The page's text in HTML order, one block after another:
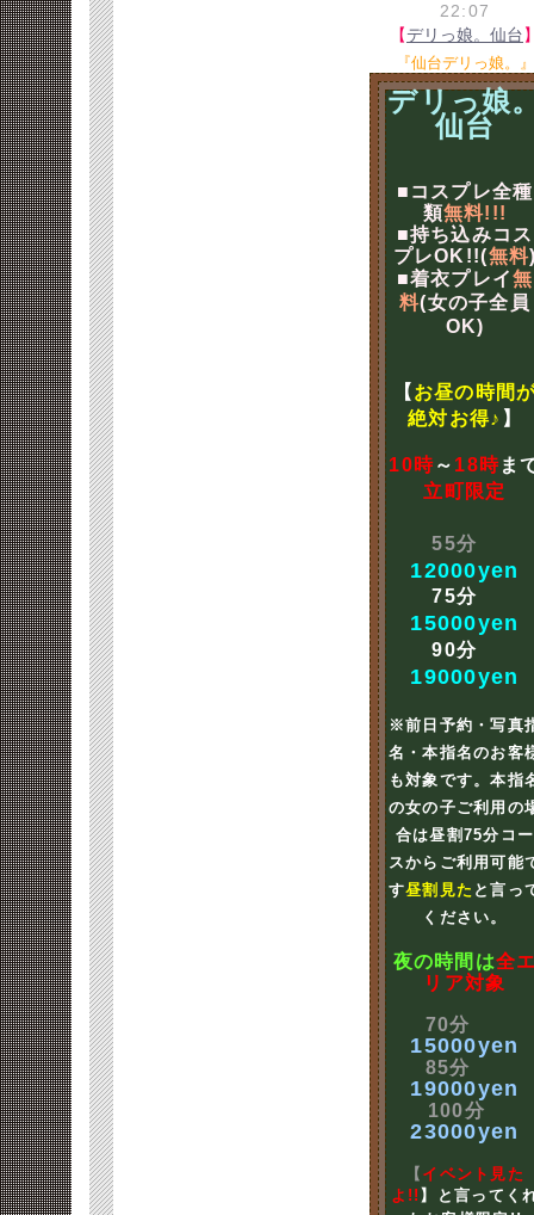
22:07
【デリっ娘。仙台
『仙台デリっ娘。』
デリっ娘
仙台
■コスプレ全種
類無料!!!
■持ち込みコス
プレOK!!(無料
■着衣プレイ無
料(女の子全員
OK)
【 お昼の時間
絶対お得♪ 】
10時～ 18時ま
立町限定
55分
12000yen
75分
15000yen
90分
19000yen
※前日予約・写真
名・本指名のお客
も対象です。本指
の女の子ご利用の
合は昼割75分コー
スからご利用可能
す昼割見た と言っ
ください。
夜の時間は全
リア対象
70分
15000yen
85分
19000yen
100分
23000yen
【 イベント見た
よ!! 】と言ってく